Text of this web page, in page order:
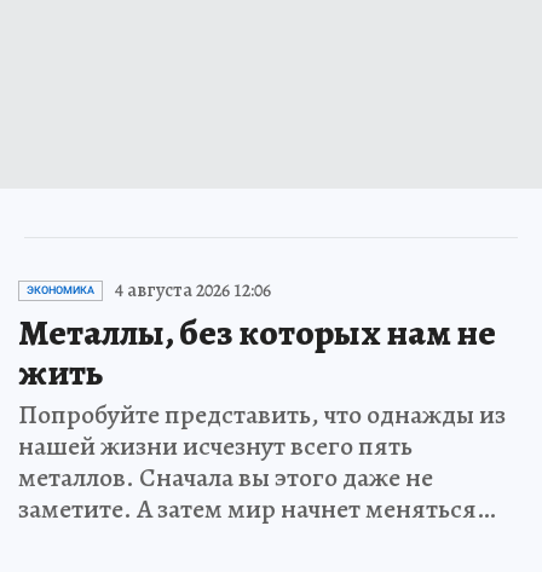
ЭКОНОМИКА 4 августа 2026 12:06
Металлы, без которых нам не
жить
Попробуйте представить, что однажды из
нашей жизни исчезнут всего пять
металлов. Сначала вы этого даже не
заметите. А затем мир начнет меняться…